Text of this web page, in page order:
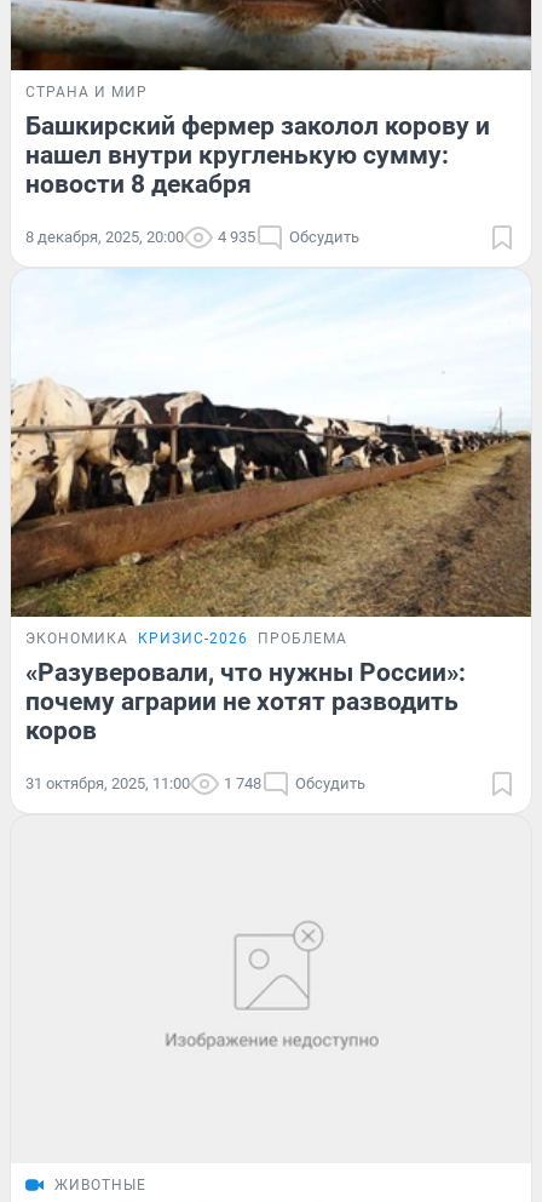
СТРАНА И МИР
Башкирский фермер заколол корову и
нашел внутри кругленькую сумму:
новости 8 декабря
8 декабря, 2025, 20:00 4 935 Обсудить
ЭКОНОМИКА КРИЗИС-2026 ПРОБЛЕМА
«Разуверовали, что нужны России»:
почему аграрии не хотят разводить
коров
31 октября, 2025, 11:00 1 748 Обсудить
ЖИВОТНЫЕ